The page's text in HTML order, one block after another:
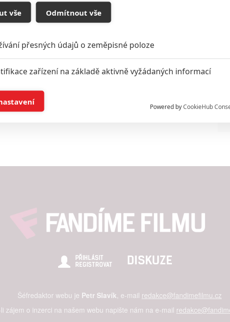
PŘIHLÁSIT
REGISTROVAT
DISKUZE
Šéfredaktor webu je Petr Slavík , e-mail redakce@fandimefilmu.cz
zájem o inzerci na našem webu napište nám na e-mail
vše Odmítnout vše
přesných údajů o zeměpisné poloze
zařízení na základě aktivně vyžádaných informací
a/nebo přístup k informacím v zařízení
a zobrazování reklamy a obsahu
Powered byCookieHub